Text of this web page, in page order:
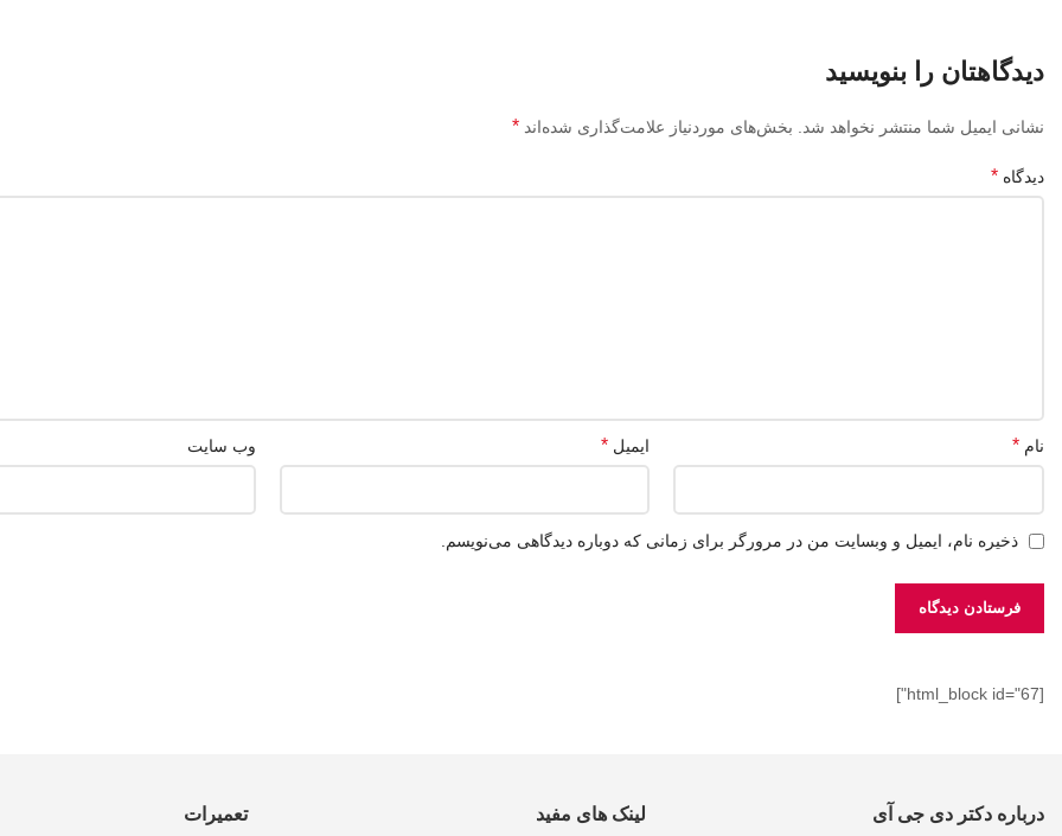
دیدگاهتان را بنویسید
نشانی ایمیل شما منتشر نخواهد شد. بخش‌های موردنیاز علامت‌گذاری شده‌اند *
دیدگاه *
نام * ایمیل * وب‌ سایت
ذخیره نام، ایمیل و وبسایت من در مرورگر برای زمانی که دوباره دیدگاهی می‌نویسم.
[html_block id="67"]
درباره دکتر دی جی آی لینک های مفید تعمیرات